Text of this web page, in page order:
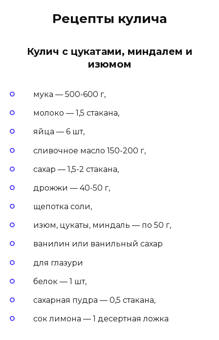
Рецепты кулича
Кулич с цукатами, миндалем и
изюмом
мука — 500-600 г,
молоко — 1,5 стакана,
яйца — 6 шт,
сливочное масло 150-200 г,
сахар — 1,5-2 стакана,
дрожжи — 40-50 г,
щепотка соли,
изюм, цукаты, миндаль — по 50 г,
ванилин или ванильный сахар
для глазури
белок — 1 шт,
сахарная пудра — 0,5 стакана,
сок лимона — 1 десертная ложка